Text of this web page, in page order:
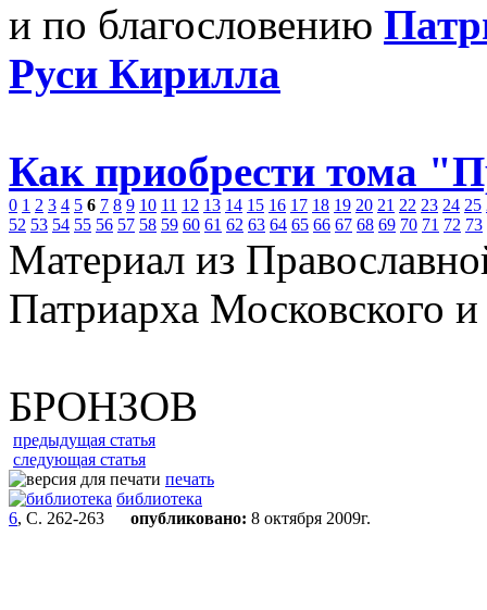
и по благословению
Руси Кирилла
Как приобрести тома
0 1 2 3 4 5 6 7 8 9 10 11 12 13 14 15 16 17 18 19 20 21 22 23 24 25
52 53 54 55 56 57 58 59 60 61 62 63 64 65 66 67 68 69 70 71 72 73
Материал из
Патриарха Московского
БРОНЗОВ
предыдущая статья
следующая статья
печать
библиотека
6, С. 262-263 опубликовано: 8 октября 2009г.